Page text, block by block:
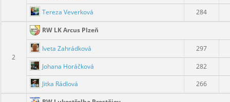
Tereza Veverková
284
2
RW LK Arcus Plzeň
Iveta Zahrádková 297
Johana Horáčková
282
Jitka Rádlová
266